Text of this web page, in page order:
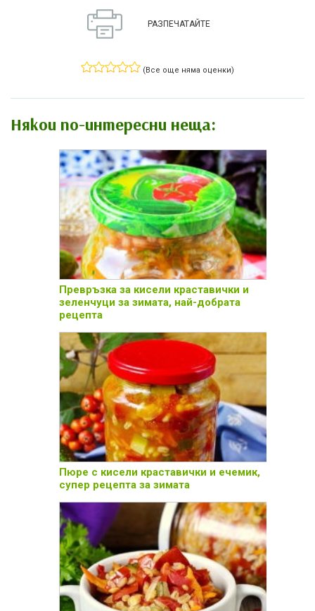
РАЗПЕЧАТАЙТЕ
(Все още няма оценки)
Някои по-интересни неща:
Превръзка за кисели краставички и
зеленчуци за зимата, най-добрата
рецепта
Пюре с кисели краставички и ечемик,
супер рецепта за зимата